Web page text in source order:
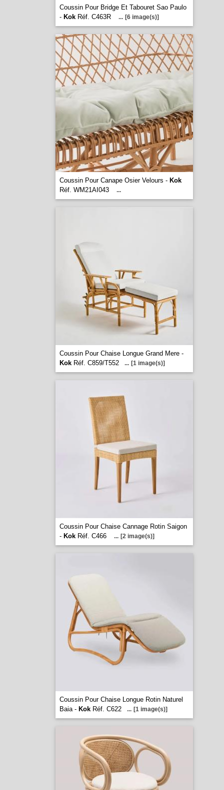
Coussin Pour Bridge Et Tabouret Sao Paulo
- KokRéf. C463R ... [6 image(s)]
Coussin Pour Canape Osier Velours - Kok
Réf. WM21AI043
...
Coussin Pour Chaise Longue Grand Mere -
KokRéf. C859/T552 ... [1 image(s)]
Coussin Pour Chaise Cannage Rotin Saigon
- KokRéf. C466 ... [2 image(s)]
Coussin Pour Chaise Longue Rotin Naturel
Baia - KokRéf. C622 ... [1 image(s)]